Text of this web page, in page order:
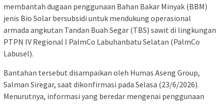
membantah dugaan penggunaan Bahan Bakar Minyak (BBM)
jenis Bio Solar bersubsidi untuk mendukung operasional
armada angkutan Tandan Buah Segar (TBS) sawit di lingkungan
PTPN IV Regional I PalmCo Labuhanbatu Selatan (PalmCo
Labusel).
Bantahan tersebut disampaikan oleh Humas Aseng Group,
Salman Siregar, saat dikonfirmasi pada Selasa (23/6/2026).
Menurutnya, informasi yang beredar mengenai penggunaan